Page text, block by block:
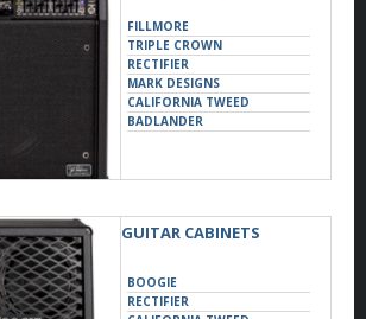
FILLMORE
TRIPLE CROWN
RECTIFIER
MARK DESIGNS
CALIFORNIA TWEED
BADLANDER
GUITAR CABINETS
BOOGIE
RECTIFIER